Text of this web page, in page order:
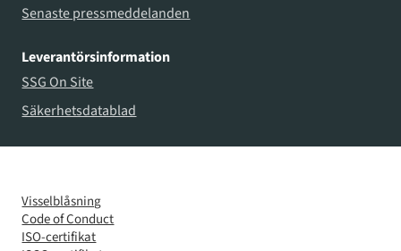
Senaste pressmeddelanden
Leverantörsinformation
SSG On Site
Säkerhetsdatablad
Visselblåsning
Code of Conduct
ISO-certifikat